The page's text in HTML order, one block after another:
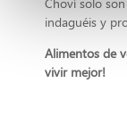
indaguéis y
Alimentos de
vivir mejor!